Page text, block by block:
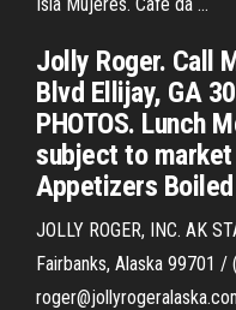
Jolly Roger. Call
Blvd Ellijay, GA
PHOTOS. Lunch
subject to
Appetizers
JOLLY ROGER, INC. AK
Fairbanks, Alaska 99701